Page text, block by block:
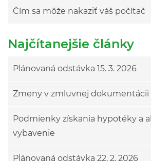
Čím sa môže nakaziť váš počítač
Najčítanejšie články
Plánovaná odstávka 15. 3. 2026
Zmeny v zmluvnej dokumentácii
Podmienky získania hypotéky a
vybavenie
Plánovaná odstávka 22. 2. 2026